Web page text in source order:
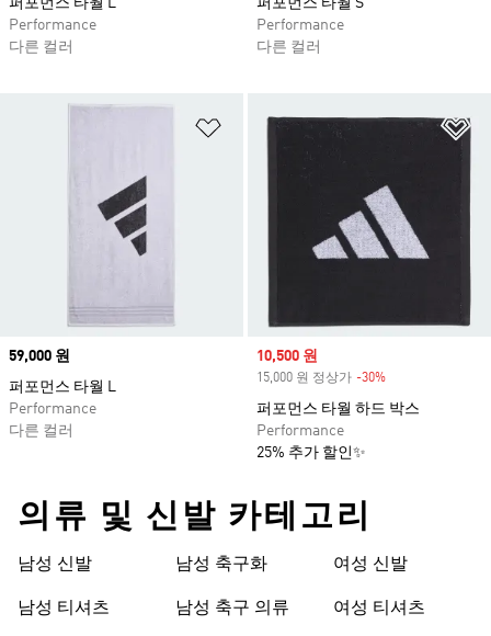
퍼포먼스 타월 L
Performance
다른 컬러
퍼포먼스 타월 S
Performance
다른 컬러
위시리스트 담기
Price
59,000 원
퍼포먼스 타월 L
Performance
다른 컬러
Sale price
10,500 원
15,000 원 정상가 -30%
퍼포먼스 타월 하드 박스
Performance
25% 추가 할인✨
의류 및 신발 카테고리
남성 신발
남성 티셔츠
남성 축구화
남성 축구 의류
여성 신발
여성 티셔츠